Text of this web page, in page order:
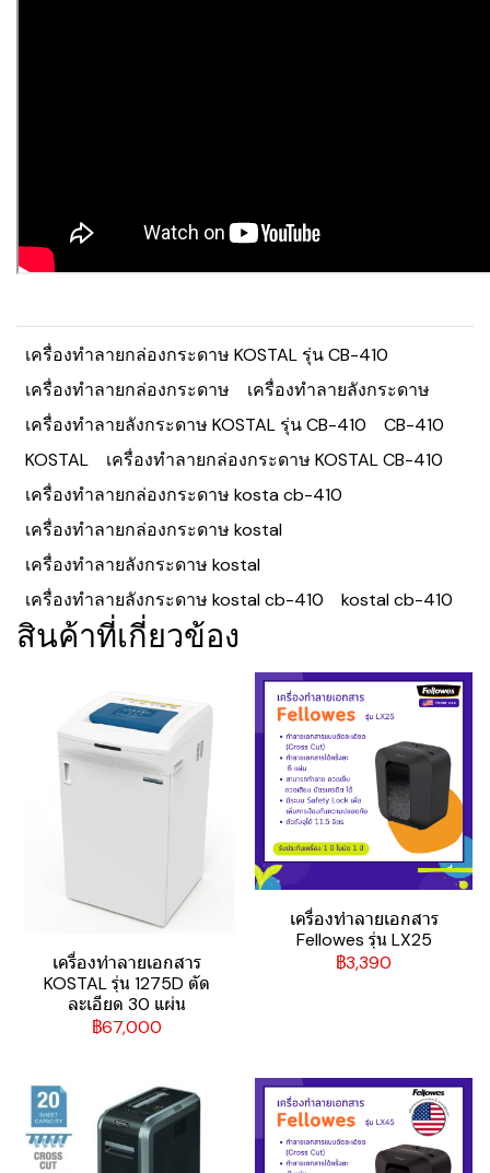
เครื่องทำลายกล่องกระดาษ KOSTAL รุ่น CB-410
เครื่องทำลายกล่องกระดาษ
เครื่องทำลายลังกระดาษ
เครื่องทำลายลังกระดาษ KOSTAL รุ่น CB-410
CB-410
KOSTAL
เครื่องทำลายกล่องกระดาษ KOSTAL CB-410
เครื่องทำลายกล่องกระดาษ kosta cb-410
เครื่องทำลายกล่องกระดาษ kostal
เครื่องทำลายลังกระดาษ kostal
เครื่องทำลายลังกระดาษ kostal cb-410
kostal cb-410
สินค้าที่เกี่ยวข้อง
เครื่องทำลายเอกสาร
KOSTAL รุ่น 1275D ตัด
ละเอียด 30 แผ่น
฿67,000
เครื่องทำลายเอกสาร
Fellowes รุ่น LX25
฿3,390